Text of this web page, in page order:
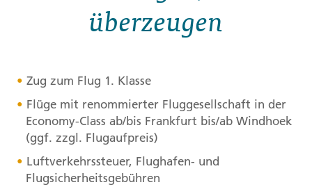
überzeugen
Zug zum Flug 1. Klasse
Flüge mit renommierter Fluggesellschaft in der
Economy-Class ab/bis Frankfurt bis/ab Windhoek
(ggf. zzgl. Flugaufpreis)
Luftverkehrssteuer, Flughafen- und
Flugsicherheitsgebühren